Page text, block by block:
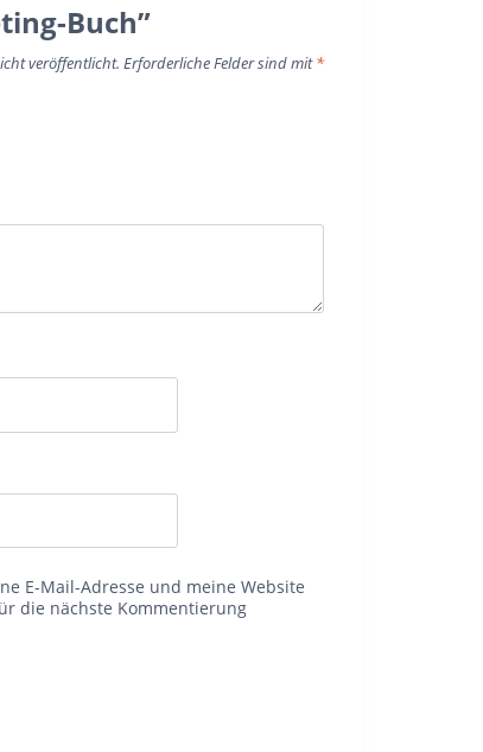
Buch”
veröffentlicht. Erforderliche Felder sind mit*
E-Mail-Adresse und meine Website
die nächste Kommentierung